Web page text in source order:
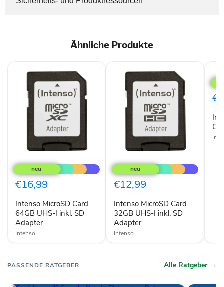
Ähnliche Produkte
MicroSD
Card
64GB
UHS-
inkl.
SD
Adapter
€16,99
Intenso MicroSD Card
64GB UHS-I inkl. SD
Adapter
Intenso
MicroSD
Card
32GB
UHS-
inkl.
SD
Adapter
€12,99
Intenso MicroSD Card
32GB UHS-I inkl. SD
Adapter
Intenso
32
PASSENDE RATGEBER Alle Ratgeber →